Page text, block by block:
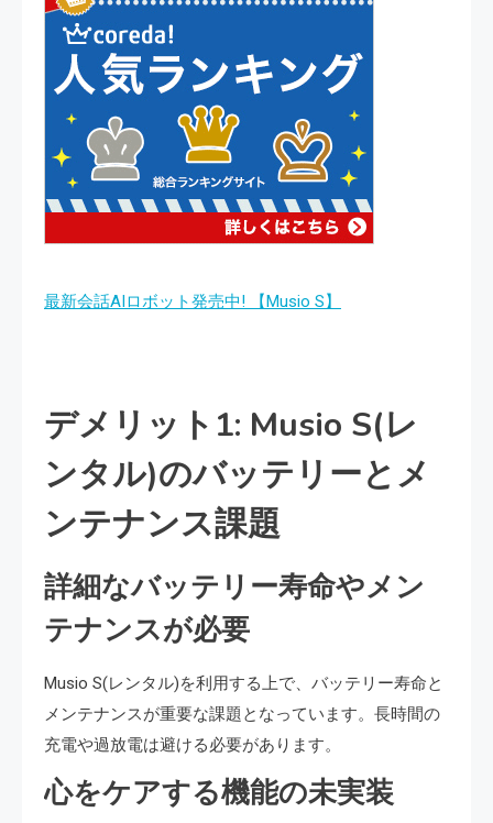
最新会話AIロボット発売中! 【Musio S】
デメリット1: Musio S(レ
ンタル)のバッテリーとメ
ンテナンス課題
詳細なバッテリー寿命やメン
テナンスが必要
Musio S(レンタル)を利用する上で、バッテリー寿命と
メンテナンスが重要な課題となっています。長時間の
充電や過放電は避ける必要があります。
心をケアする機能の未実装